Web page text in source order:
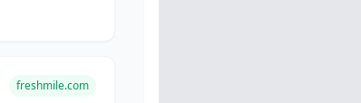
freshmile.com